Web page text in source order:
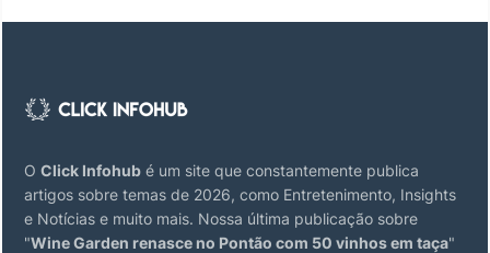
O Click Infohub é um site que constantemente publica
artigos sobre temas de 2026, como Entretenimento, Insights
e Notícias e muito mais. Nossa última publicação sobre
"Wine Garden renasce no Pontão com 50 vinhos em taça"